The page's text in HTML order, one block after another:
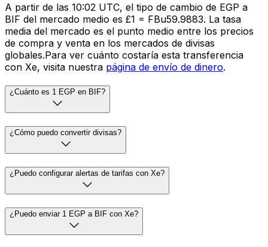
A partir de las 10:02 UTC, el tipo de cambio de EGP a
BIF del mercado medio es £1 = FBu59.9883. La tasa
media del mercado es el punto medio entre los precios
de compra y venta en los mercados de divisas
globales.Para ver cuánto costaría esta transferencia
con Xe, visita nuestra página de envío de dinero.
¿Cuánto es 1 EGP en BIF?
¿Cómo puedo convertir divisas?
¿Puedo configurar alertas de tarifas con Xe?
¿Puedo enviar 1 EGP a BIF con Xe?